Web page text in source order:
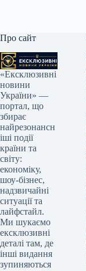
Про сайт
«Ексклюзивні
новини
України» —
портал, що
збирає
найрезонансн
іші події
країни та
світу:
економіку,
шоу-бізнес,
надзвичайні
ситуації та
лайфстайл.
Ми шукаємо
ексклюзивні
деталі там, де
інші видання
зупиняються